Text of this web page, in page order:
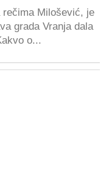
rečima Milošević, je
grada Vranja dala
o...